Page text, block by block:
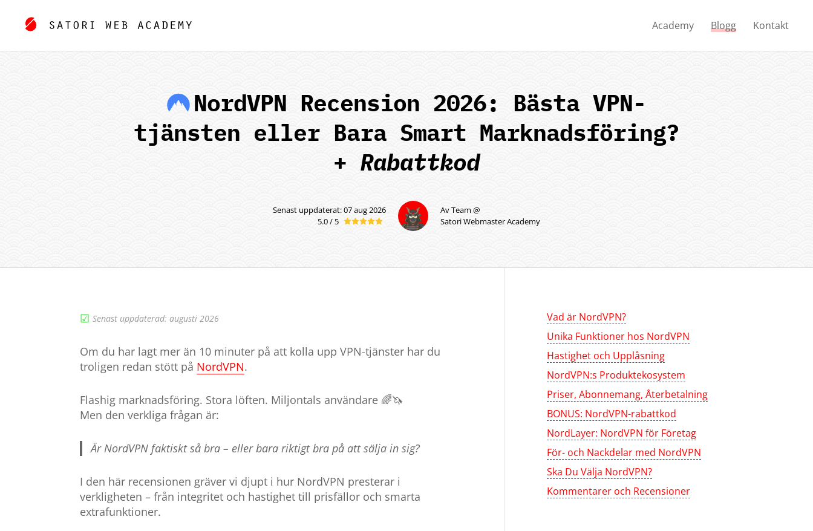
Academy Blogg Kontakt
NordVPN Recension 2026: Bästa VPN-
tjänsten eller Bara Smart Marknadsföring?
+ Rabattkod
Senast uppdaterat: 07 aug 2026
5.0 / 5
Av Team @
Satori Webmaster Academy
☑︎ Senast uppdaterad: augusti 2026
Om du har lagt mer än 10 minuter på att kolla upp VPN-tjänster har du
troligen redan stött på NordVPN.
Flashig marknadsföring. Stora löften. Miljontals användare 🌈🦄
Men den verkliga frågan är:
Är NordVPN faktiskt så bra – eller bara riktigt bra på att sälja in sig?
I den här recensionen gräver vi djupt i hur NordVPN presterar i
verkligheten – från integritet och hastighet till prisfällor och smarta
extrafunktioner.
Vad är NordVPN?
Unika Funktioner hos NordVPN
Hastighet och Upplåsning
NordVPN:s Produktekosystem
Priser, Abonnemang, Återbetalning
BONUS: NordVPN-rabattkod
NordLayer: NordVPN för Företag
För- och Nackdelar med NordVPN
Ska Du Välja NordVPN?
Kommentarer och Recensioner